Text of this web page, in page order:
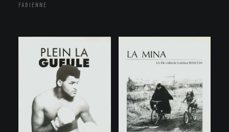
FABIENNE